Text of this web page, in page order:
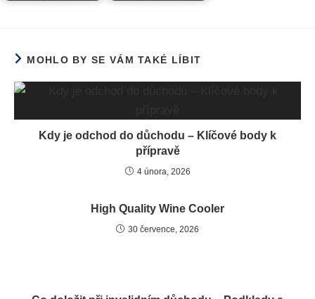
MOHLO BY SE VÁM TAKÉ LÍBIT
Kdy je odchod do důchodu – Klíčové body k
přípravě
4 února, 2026
High Quality Wine Cooler
30 července, 2026